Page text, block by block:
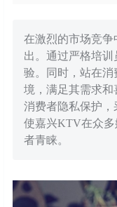
在激烈的市场竞
出。通过严格培
验。同时，站在
境，满足其需求
消费者隐私保护
使嘉兴KTV在众
者青睐。